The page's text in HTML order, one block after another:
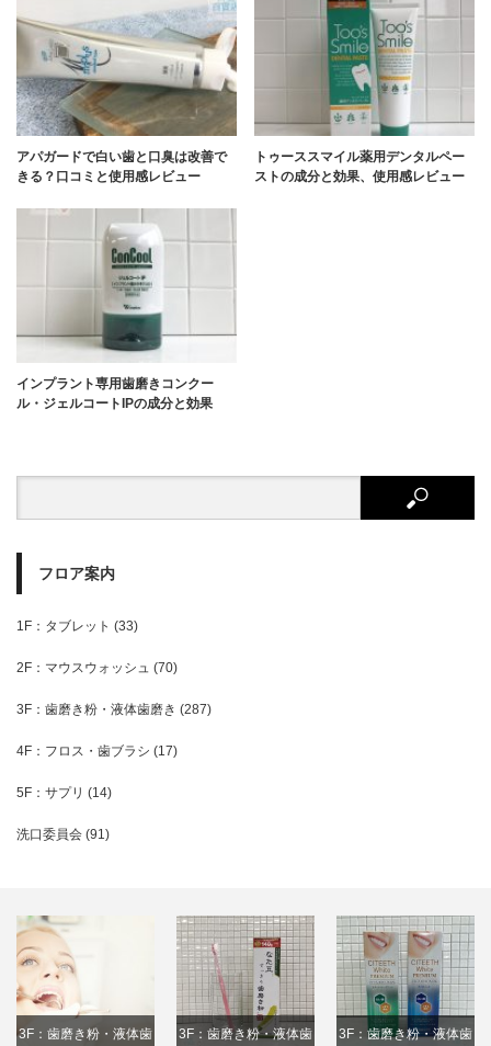
アパガードで白い歯と口臭は改善で
きる？口コミと使用感レビュー
トゥーススマイル薬用デンタルペー
ストの成分と効果、使用感レビュー
インプラント専用歯磨きコンクー
ル・ジェルコートIPの成分と効果
フロア案内
1F：タブレット (33)
2F：マウスウォッシュ (70)
3F：歯磨き粉・液体歯磨き (287)
4F：フロス・歯ブラシ (17)
5F：サプリ (14)
洗口委員会 (91)
3F：歯磨き粉・液体歯 3F：歯磨き粉・液体歯 3F：歯磨き粉・液体歯